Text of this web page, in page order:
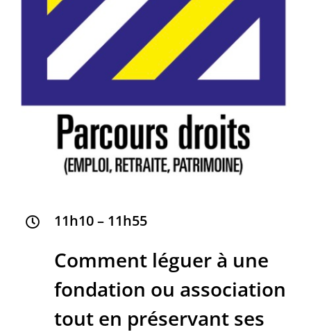
11h10 – 11h55
Comment léguer à une
fondation ou association
tout en préservant ses